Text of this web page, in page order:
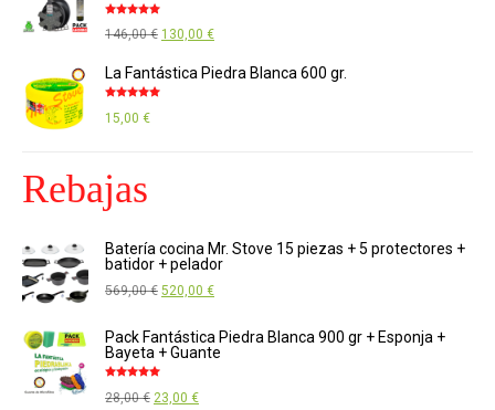
119,00 €.109,00 €.
con4.89de
146,00€ El
130,00 €El
La Fantástica Piedra Blanca 600 gr.
con4.85de
15,00 €
Rebajas
Batería cocina Mr. Stove 15 piezas + 5 protectores +
batidor + pelador
569,00€ El
original
569,00 €.
520,00 €El
actual
Pack Fantástica Piedra Blanca 900 gr + Esponja +
Bayeta + Guante
con5.00de
28,00€ El
23,00 €El